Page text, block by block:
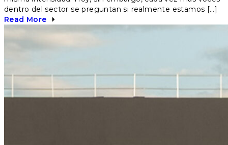
dentro del sector se preguntan si realmente estamos […]
Read More